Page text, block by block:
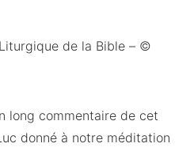
de la Bible – ©
long commentaire de cet
donné à notre méditation